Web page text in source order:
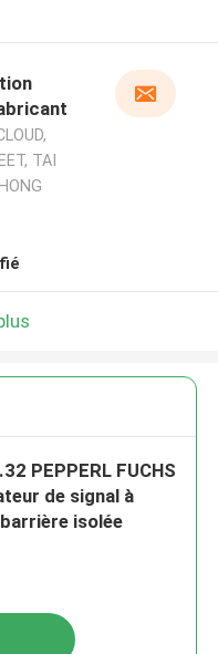
TAI
PEPPERL FUCHS
de signal à
isolée